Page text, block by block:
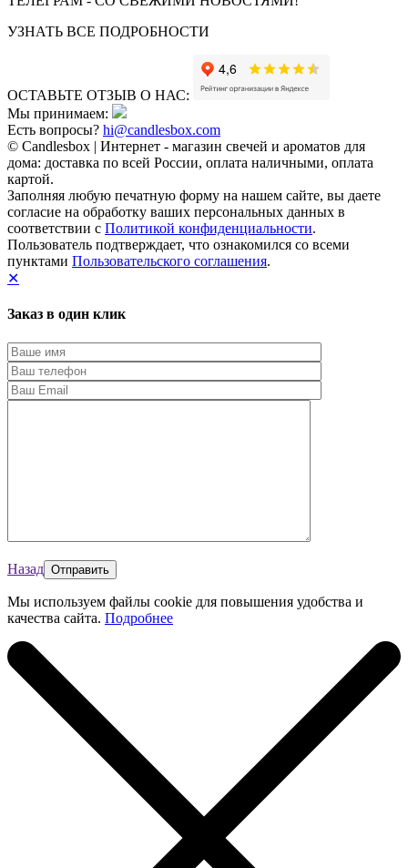
УЗНАТЬ ВСЕ ПОДРОБНОСТИ
ОСТАВЬТЕ ОТЗЫВ О НАС:
Мы принимаем:
Есть вопросы? hi@candlesbox.com
© Candlesbox | Интернет - магазин свечей и ароматов для
дома: доставка по всей России, оплата наличными, оплата
картой.
Заполняя любую печатную форму на нашем сайте, вы даете
согласие на обработку ваших персональных данных в
соответствии с Политикой конфиденциальности.
Пользователь подтверждает, что ознакомился со всеми
пунктами Пользовательского соглашения.
✕
Заказ в один клик
Назад
Мы используем файлы cookie для повышения удобства и
качества сайта. Подробнее